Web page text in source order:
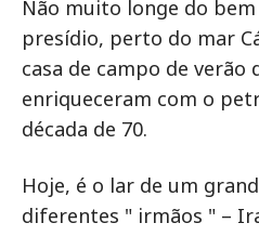
Não muito longe do
presídio, perto do mar
casa de campo de verão
enriqueceram com o
década de 70.
Hoje, é o lar de um
diferentes " irmãos " –